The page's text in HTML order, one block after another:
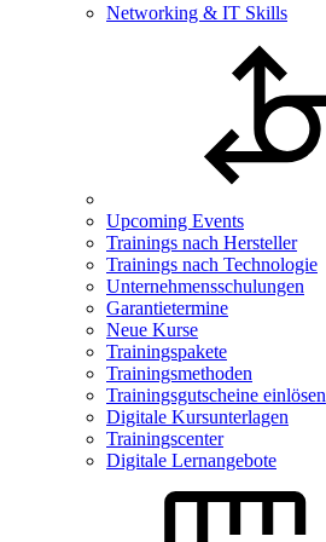
Networking & IT Skills
Upcoming Events
Trainings nach Hersteller
Trainings nach Technologie
Unternehmensschulungen
Garantietermine
Neue Kurse
Trainingspakete
Trainingsmethoden
Trainingsgutscheine einlösen
Digitale Kursunterlagen
Trainingscenter
Digitale Lernangebote